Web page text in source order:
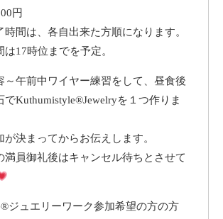
円
間は、各自出来た方順になります。
17時位までを予定。
午前中ワイヤー練習をして、昼食後
でKuthumistyle®Jewelryを１つ作りま
決まってからお伝えします。
員御礼後はキャンセル待ちとさせて
ジュエリーワーク参加希望の方の方